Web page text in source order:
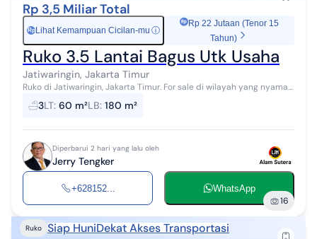
Rp 3,5 Miliar Total
Rp Lihat Kemampuan Cicilan-mu ⓘ
Rp 22 Jutaan (Tenor 15
Tahun)
Ruko 3.5 Lantai Bagus Utk Usaha
Jatiwaringin, Jakarta Timur
Ruko di Jatiwaringin, Jakarta Timur. For sale di wilayah yang nyaman.
Dengan kategorinya adalah sebagai berikut: - Kamar Mandi: 3 -
Sertifikat...
3LT: 60 m²LB: 180 m²
Diperbarui 2 hari yang lalu oleh
Jerry Tengker
+628152... WhatsApp
16
Ruko Siap HuniDekat Akses Transportasi